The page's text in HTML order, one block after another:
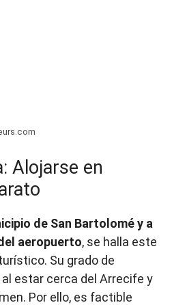
Alojarse en
de San Bartolomé y a
aeropuerto, se halla este
Su grado de
estar cerca del Arrecife y
Por ello, es factible